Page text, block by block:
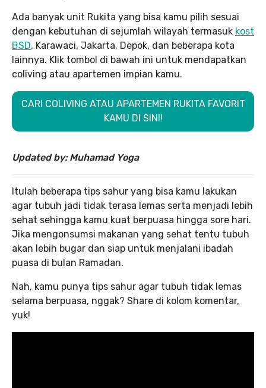
Ada banyak unit Rukita yang bisa kamu pilih sesuai
dengan kebutuhan di sejumlah wilayah termasuk kost
BSD, Karawaci, Jakarta, Depok, dan beberapa kota
lainnya. Klik tombol di bawah ini untuk mendapatkan
coliving atau apartemen impian kamu.
CARI COLIVING ATAU APARTEMEN RUKITA FAVORIT
KAMU DI SINI!
Updated by: Muhamad Yoga
Itulah beberapa tips sahur yang bisa kamu lakukan
agar tubuh jadi tidak terasa lemas serta menjadi lebih
sehat sehingga kamu kuat berpuasa hingga sore hari.
Jika mengonsumsi makanan yang sehat tentu tubuh
akan lebih bugar dan siap untuk menjalani ibadah
puasa di bulan Ramadan.
Nah, kamu punya tips sahur agar tubuh tidak lemas
selama berpuasa, nggak? Share di kolom komentar,
yuk!